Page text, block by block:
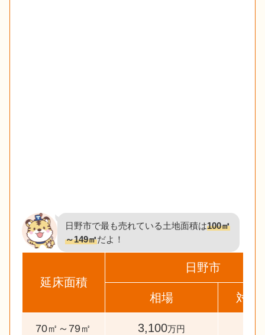
日野市で最も売れている土地面積は100㎡
～149㎡だよ！
延床面積
日野市
相場 対象
70㎡～79㎡ 3,100万円